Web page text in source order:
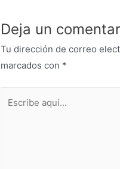
Deja un
Tu dirección de correo
marcados con *